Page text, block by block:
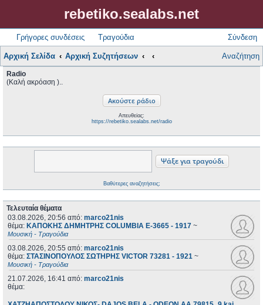
rebetiko.sealabs.net
Γρήγορες συνδέσεις Τραγούδια Σύνδεση
Αρχική Σελίδα Αρχική Συζητήσεων Αναζήτηση
Radio
(Καλή ακρόαση )..
Απευθείας:
https://rebetiko.sealabs.net/radio
Βαθύτερες αναζητήσεις;
Τελευταία θέματα
03.08.2026, 20:56 από: marco21nis
θέμα: ΚΑΠΟΚΗΣ ΔΗΜΗΤΡΗΣ COLUMBIA E-3665 - 1917 ~
Μουσική - Τραγούδια
03.08.2026, 20:55 από: marco21nis
θέμα: ΣΤΑΣΙΝΟΠΟΥΛΟΣ ΣΩΤΗΡΗΣ VICTOR 73281 - 1921 ~
Μουσική - Τραγούδια
21.07.2026, 16:41 από: marco21nis
θέμα: